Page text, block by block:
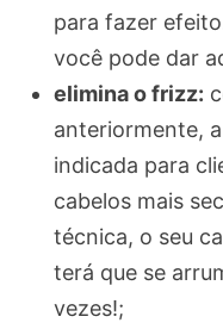
para fazer
você pode dar
elimina o frizz:
anteriormente,
indicada para
cabelos mais
técnica, o seu
terá que se
vezes!;